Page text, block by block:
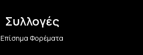
Συλλογές
Επίσημα Φορέματα